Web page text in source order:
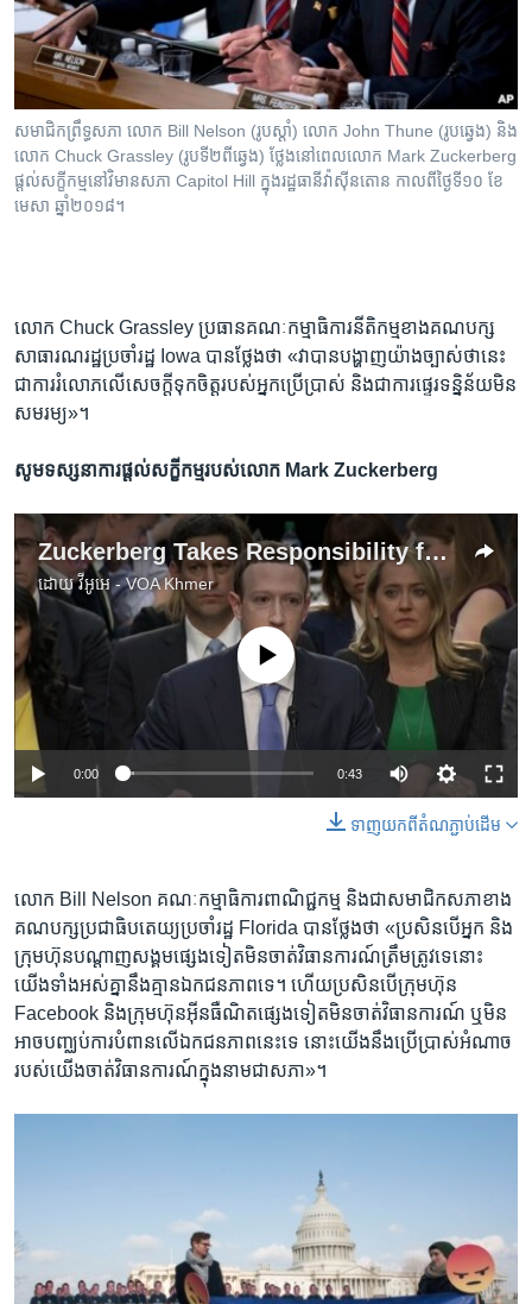
សមាជិក​ព្រឹទ្ធសភា លោក Bill Nelson (រូប​ស្តាំ) លោក John Thune (រូប​ឆ្វេង) និង​
លោក Chuck Grassley (រូប​ទី២​ពី​ឆ្វេង) ថ្លែង​នៅ​ពេល​លោក Mark Zuckerberg
ផ្តល់​សក្ខីកម្ម​នៅ​វិមាន​សភា Capitol Hill ក្នុង​រដ្ឋធានី​វ៉ាស៊ីនតោន កាលពី​ថ្ងៃទី១០ ខែ
មេសា ឆ្នាំ២០១៨។
លោក Chuck Grassley ប្រធាន​គណៈកម្មាធិការ​នីតិកម្ម​ខាង​គណបក្ស​
សាធារណរដ្ឋ​ប្រចាំ​រដ្ឋ Iowa បាន​ថ្លែង​ថា «វា​បាន​បង្ហាញ​យ៉ាង​ច្បាស់​ថា​នេះ​
ជា​ការ​រំលោភ​លើ​សេចក្តី​ទុកចិត្ត​របស់​អ្នកប្រើប្រាស់​ និង​ជា​ការ​ផ្ទេរ​ទន្និន័យមិន​
សមរម្យ»។
សូម​ទស្សនាការ​ផ្តល់​សក្ខីកម្ម​របស់​លោក Mark Zuckerberg
Zuckerberg Takes Responsibility for Inadequately Protecting User Data
ដោយវីអូអេ - VOA Khmer
No media source currently available
0:00 0:43
ទាញ​យក​ពី​តំណភ្ជាប់​ដើម
លោក Bill Nelson គណៈកម្មាធិការ​ពាណិជ្ជកម្ម​ និង​ជា​សមាជិក​សភា​ខាង​
គណបក្ស​ប្រជាធិបតេយ្យ​ប្រចាំរដ្ឋ Florida បាន​ថ្លែង​ថា «ប្រសិន​បើ​អ្នក​ និង​
ក្រុមហ៊ុន​បណ្តាញ​សង្គម​ផ្សេង​ទៀត​មិន​ចាត់​វិធានការណ៍​ត្រឹមត្រូវ​ទេ​នោះ​
យើង​ទាំងអស់​គ្នា​នឹង​គ្មាន​ឯកជនភាព​ទេ។ ហើយ​ប្រសិន​បើ​ក្រុមហ៊ុន
Facebook និង​ក្រុមហ៊ុន​អ៊ីនធឺណិត​ផ្សេងទៀត​មិន​ចាត់វិធានការណ៍​ ឬ​មិន​
អាច​បញ្ឈប់​ការ​បំពាន​លើ​ឯកជនភាព​នេះ​ទេ​ នោះ​យើង​នឹង​ប្រើប្រាស់​អំណាច​
របស់​យើង​ចាត់​វិធានការណ៍​ក្នុង​នាម​ជា​សភា»។